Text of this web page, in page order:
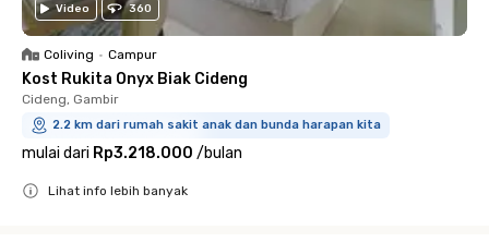
Video 360
Coliving • Campur
Kost Rukita Onyx Biak Cideng
Cideng, Gambir
2.2 km dari rumah sakit anak dan bunda harapan kita
mulai dari Rp3.218.000 /bulan
Lihat info lebih banyak